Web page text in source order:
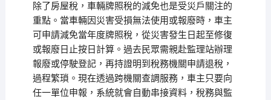
除了房屋稅，車輛牌照稅的減免也是受災戶關注的
重點。當車輛因災害受損無法使用或報廢時，車主
可申請減免當年度牌照稅，從災害發生日起至修復
或報廢日止按日計算。過去民眾需親赴監理站辦理
報廢或停駛登記，再持證明到稅務機關申請退稅，
過程繁瑣。現在透過跨機關查調服務，車主只要向
任一單位申報，系統就會自動串接資料，稅務與監